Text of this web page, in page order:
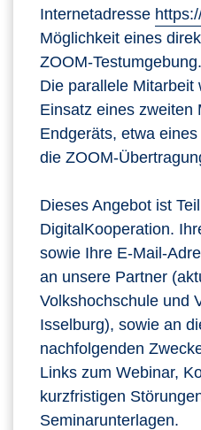
Internetadresse
Möglichkeit eines
ZOOM-Testumgebung.
Die parallele Mitarbeit
Einsatz eines zweiten
Endgeräts, etwa
die ZOOM-
Dieses Angebot ist
DigitalKooperation.
sowie Ihre E-Mail-
an unsere Partner
Volkshochschule und
Isselburg), sowie an
nachfolgenden
Links zum Webinar,
kurzfristigen
Seminarunterlagen.